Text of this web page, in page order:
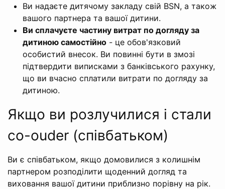
Ви надаєте дитячому закладу свій BSN, а також
вашого партнера та вашої дитини.
Ви сплачуєте частину витрат по догляду за
дитиною самостійно - це обов'язковий
особистий внесок. Ви повинні бути в змозі
підтвердити виписками з банківського рахунку,
що ви вчасно сплатили витрати по догляду за
дитиною.
Якщо ви розлучилися і стали
co-ouder (співбатьком)
Ви є співбатьком, якщо домовилися з колишнім
партнером розподілити щоденний догляд та
виховання вашої дитини приблизно порівну на рік.